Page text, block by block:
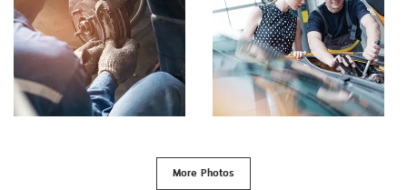
More Photos